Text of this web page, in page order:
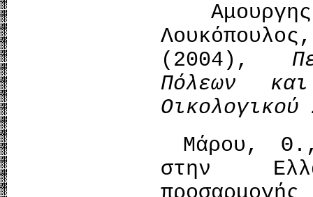
(2004),
Πόλεων
Μάρου, Θ.,
στην